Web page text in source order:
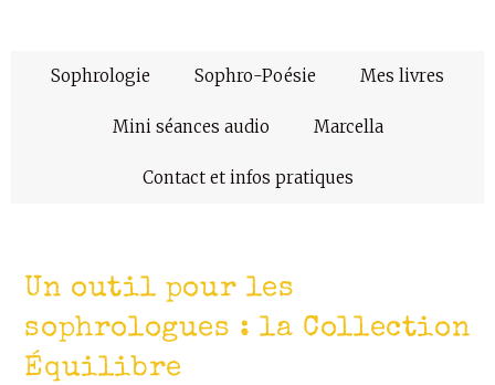
Sophrologie Sophro-Poésie Mes livres
Mini séances audio Marcella
Contact et infos pratiques
Un outil pour les
sophrologues : la Collection
Équilibre